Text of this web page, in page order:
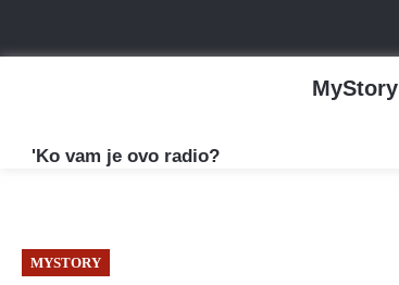
'Ko vam je ovo radio?
MyStory
MYSTORY